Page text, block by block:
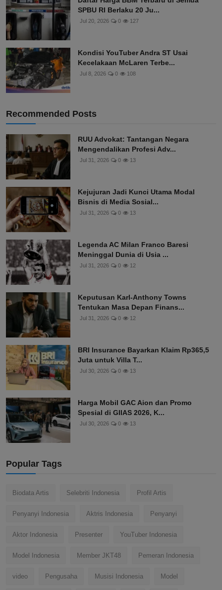
SPBU RI Berlaku 20 Ju...
Jul 20, 2026 0 127
Kondisi YouTuber Andra ST Usai
Kecelakaan McLaren Terbe...
Jul 8, 2026 0 108
Recommended Posts
RUU Advokat: Tantangan Negara
Mengendalikan Profesi Adv...
Jul 31, 2026 0 13
Kejujuran Jadi Kunci Utama Modal
Bisnis di Media Sosial...
Jul 31, 2026 0 13
Legenda AC Milan Franco Baresi
Meninggal Dunia di Usia ...
Jul 31, 2026 0 12
Keputusan Karl-Anthony Towns
Tentukan Masa Depan Finans...
Jul 31, 2026 0 12
BRI Insurance Bayarkan Klaim Rp365,5
Juta untuk Villa T...
Jul 30, 2026 0 13
Harga Mobil GAC Aion dan Promo
Spesial di GIIAS 2026, K...
Jul 30, 2026 0 13
Popular Tags
Biodata Artis Selebriti Indonesia Profil Artis
Penyanyi Indonesia Aktris Indonesia Penyanyi
Aktor Indonesia Presenter YouTuber Indonesia
Model Indonesia Member JKT48 Pemeran Indonesia
video Pengusaha Musisi Indonesia Model